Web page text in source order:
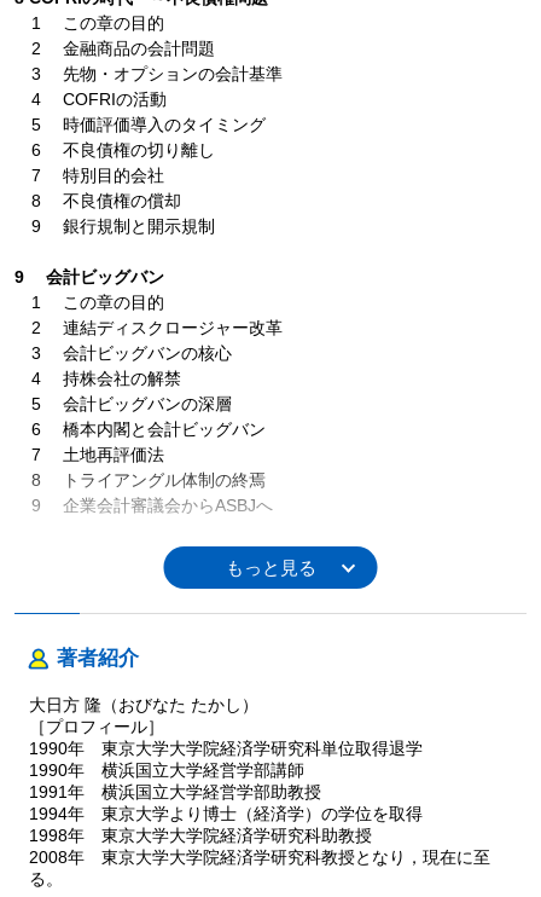
1 この章の目的
2 金融商品の会計問題
3 先物・オプションの会計基準
4 COFRIの活動
5 時価評価導入のタイミング
6 不良債権の切り離し
7 特別目的会社
8 不良債権の償却
9 銀行規制と開示規制
9 会計ビッグバン
1 この章の目的
2 連結ディスクロージャー改革
3 会計ビッグバンの核心
4 持株会社の解禁
5 会計ビッグバンの深層
6 橋本内閣と会計ビッグバン
7 土地再評価法
8 トライアングル体制の終焉
9 企業会計審議会からASBJへ
10 会計ビッグバンの会計基準
4 金融商品の会計基準のインパクト
6 受取配当の処理
7 固定資産の減損処理
8 減損会計基準の凍結・延期騒動
9 企業結合の会計処理
補章 2 歴史に現れた三角関係
1 「トライアングル体制」論の限界
2 国会論戦に現れた三角関係
著者紹介
大日方 隆（おびなた たかし）
［プロフィール］
1990年 東京大学大学院経済学研究科単位取得退学
1990年 横浜国立大学経営学部講師
1991年 横浜国立大学経営学部助教授
1994年 東京大学より博士（経済学）の学位を取得
1998年 東京大学大学院経済学研究科助教授
2008年 東京大学大学院経済学研究科教授となり，現在に至
る。